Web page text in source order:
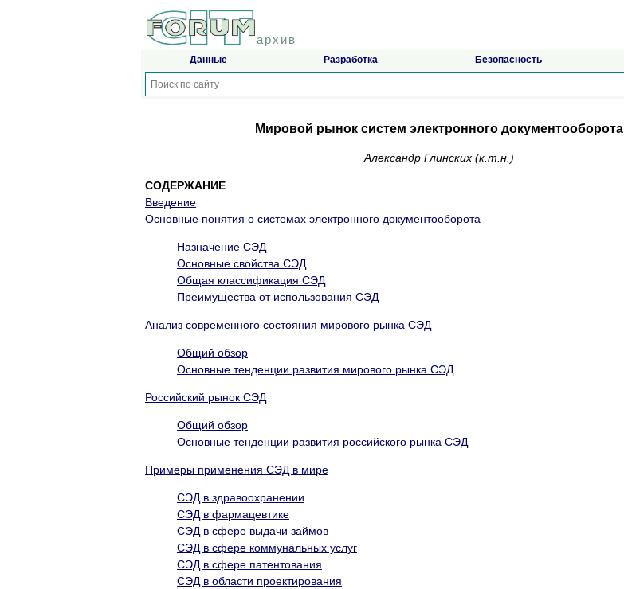
архив
Данные Разработка Безопасность
Мировой рынок систем электронного документооборота
Александр Глинских (к.т.н.)
СОДЕРЖАНИЕ
Введение
Основные понятия о системах электронного документооборота
Назначение СЭД
Основные свойства СЭД
Общая классификация СЭД
Преимущества от использования СЭД
Анализ современного состояния мирового рынка СЭД
Общий обзор
Основные тенденции развития мирового рынка СЭД
Российский рынок СЭД
Общий обзор
Основные тенденции развития российского рынка СЭД
Примеры применения CЭД в мире
СЭД в здравоохранении
СЭД в фармацевтике
CЭД в сфере выдачи займов
СЭД в сфере коммунальных услуг
CЭД в сфере патентования
СЭД в области проектирования